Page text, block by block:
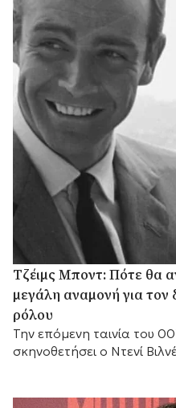
Τζέιμς Μποντ: Πότε θα
μεγάλη αναμονή για τον
ρόλου
Την επόμενη ταινία του
σκηνοθετήσει ο Ντενί